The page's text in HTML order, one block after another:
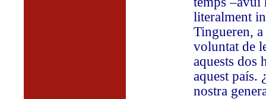
literalment
Tingueren, a
voluntat de
aquests dos
aquest país.
nostra